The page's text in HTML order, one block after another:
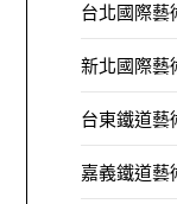
台北國際藝
新北國際藝
台東鐵道藝
嘉義鐵道藝